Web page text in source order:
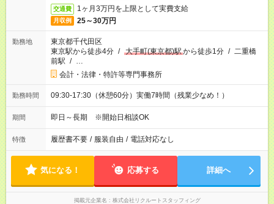
交通費 1ヶ月3万円を上限として実費支給
月収例 25～30万円
勤務地
東京都千代田区
東京駅から徒歩4分 / 大手町(東京都)駅から徒歩1分 / 二重橋
前駅 / …
会計・法律・特許等専門事務所
勤務時間 09:30-17:30（休憩60分）実働7時間（残業少なめ！）
期間 即日～長期 ※開始日相談OK
特徴 履歴書不要 / 服装自由 / 電話対応なし
気になる！ 応募する 詳細へ
掲載元企業名 株式会社リクルートスタッフィング